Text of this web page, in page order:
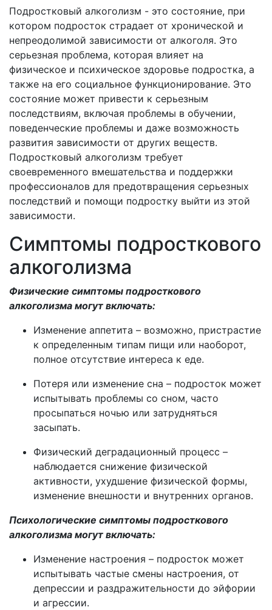
Подростковый алкоголизм - это состояние, при
котором подросток страдает от хронической и
непреодолимой зависимости от алкоголя. Это
серьезная проблема, которая влияет на
физическое и психическое здоровье подростка, а
также на его социальное функционирование. Это
состояние может привести к серьезным
последствиям, включая проблемы в обучении,
поведенческие проблемы и даже возможность
развития зависимости от других веществ.
Подростковый алкоголизм требует
своевременного вмешательства и поддержки
профессионалов для предотвращения серьезных
последствий и помощи подростку выйти из этой
зависимости.
Симптомы подросткового
алкоголизма
Физические симптомы подросткового
алкоголизма могут включать:
Изменение аппетита – возможно, пристрастие
к определенным типам пищи или наоборот,
полное отсутствие интереса к еде.
Потеря или изменение сна – подросток может
испытывать проблемы со сном, часто
просыпаться ночью или затрудняться
засыпать.
Физический деградационный процесс –
наблюдается снижение физической
активности, ухудшение физической формы,
изменение внешности и внутренних органов.
Психологические симптомы подросткового
алкоголизма могут включать:
Изменение настроения – подросток может
испытывать частые смены настроения, от
депрессии и раздражительности до эйфории
и агрессии.